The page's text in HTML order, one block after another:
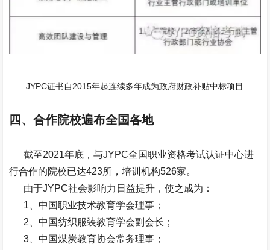
JYPC证书自2015年起连续多年成为政府财政补贴中标项目
四、合作院校遍布全国各地
截至2021年底，与JYPC全国职业资格考试认证中心进
行合作的院校已达423所，培训机构526家。
由于JYPC社会影响力日益提升，使之成为：
1、中国职业技术教育学会理事；
2、中国纺织服装教育学会副会长；
3、中国煤炭教育协会常务理事；